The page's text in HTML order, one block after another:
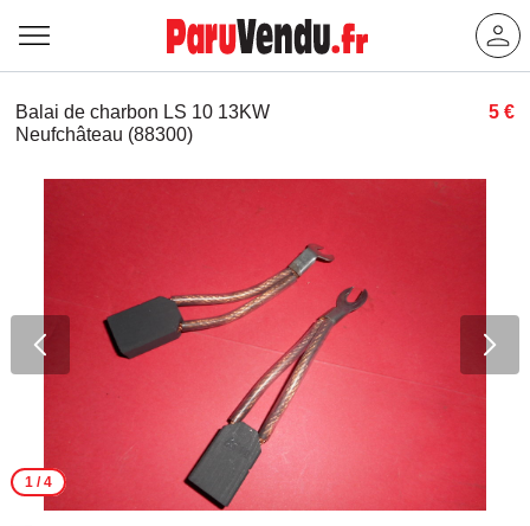
Balai de charbon LS 10 13KW
Neufchâteau (88300)
5 €
1/ 4